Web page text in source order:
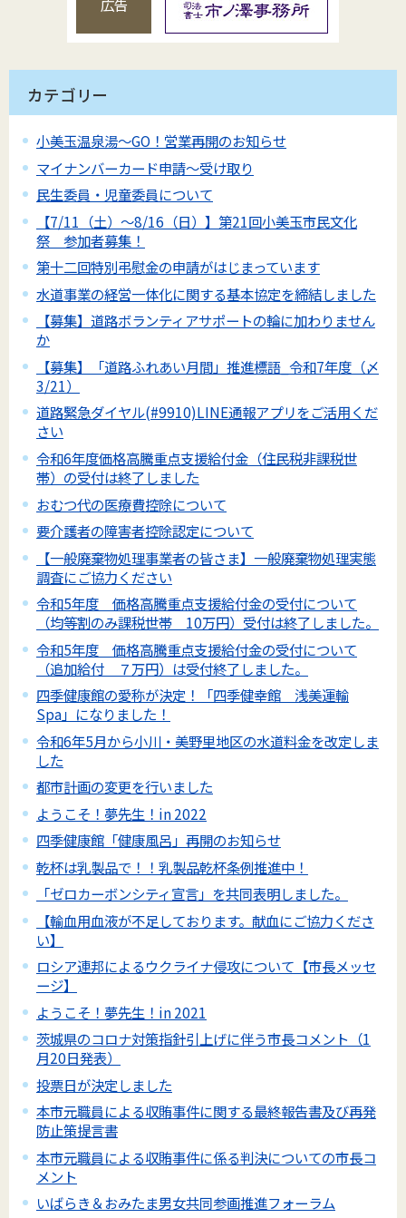
広告
カテゴリー
小美玉温泉湯～GO！営業再開のお知らせ
マイナンバーカード申請～受け取り
民生委員・児童委員について
【7/11（土）～8/16（日）】第21回小美玉市民文化
祭 参加者募集！
第十二回特別弔慰金の申請がはじまっています
水道事業の経営一体化に関する基本協定を締結しました
【募集】道路ボランティアサポートの輪に加わりません
か
【募集】「道路ふれあい月間」推進標語_令和7年度（〆
3/21）
道路緊急ダイヤル(#9910)LINE通報アプリをご活用くだ
さい
令和6年度価格高騰重点支援給付金（住民税非課税世
帯）の受付は終了しました
おむつ代の医療費控除について
要介護者の障害者控除認定について
【一般廃棄物処理事業者の皆さま】一般廃棄物処理実態
調査にご協力ください
令和5年度 価格高騰重点支援給付金の受付について
（均等割のみ課税世帯 10万円）受付は終了しました。
令和5年度 価格高騰重点支援給付金の受付について
（追加給付 ７万円）は受付終了しました。
四季健康館の愛称が決定！「四季健幸館 浅美運輸
Spa」になりました！
令和6年5月から小川・美野里地区の水道料金を改定しま
した
都市計画の変更を行いました
ようこそ！夢先生！in 2022
四季健康館「健康風呂」再開のお知らせ
乾杯は乳製品で！！乳製品乾杯条例推進中！
「ゼロカーボンシティ宣言」を共同表明しました。
【輸血用血液が不足しております。献血にご協力くださ
い】
ロシア連邦によるウクライナ侵攻について【市長メッセ
ージ】
ようこそ！夢先生！in 2021
茨城県のコロナ対策指針引上げに伴う市長コメント（1
月20日発表）
投票日が決定しました
本市元職員による収賄事件に関する最終報告書及び再発
防止策提言書
本市元職員による収賄事件に係る判決についての市長コ
メント
いばらき＆おみたま男女共同参画推進フォーラム